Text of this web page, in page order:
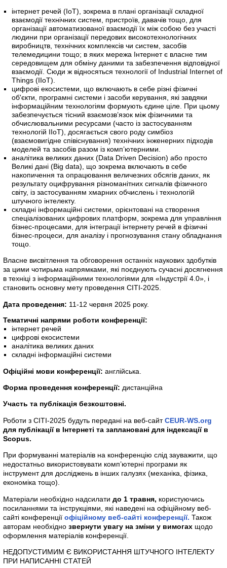
інтернет речей (IoT), зокрема в плані організації складної
взаємодії технічних систем, пристроїв, давачів тощо, для
організації автоматизованої взаємодії їх між собою без участі
людини при організації передових високотехнологічних
виробництв, технічних комплексів чи систем, засобів
телемедицини тощо; в яких мережа Інтернет є власне тим
середовищем для обміну даними та забезпечення відповідної
взаємодії. Сюди ж відносяться технології of Industrial Internet of
Things (IIoT).
цифрові екосистеми, що включають в себе різні фізичні
об'єкти, програмні системи і засоби керування, які завдяки
інформаційним технологіям формують єдине ціле. При цьому
забезпечується тісний взаємозв’язок між фізичними та
обчислювальними ресурсами (часто із застосуванням
технологій IIoT), досягається свого роду симбіоз
(взаємовигідне співіснування) технічних інженерних підходів
моделей та засобів разом із комп’ютерними.
аналітика великих даних (Data Driven Decision) або просто
Великі дані (Big data), що зокрема включають в себе
накопичення та опрацювання величезних обсягів даних, як
результату оцифрування різноманітних сигналів фізичного
світу, із застосуванням хмарних обчислень і технологій
штучного інтелекту.
складні інформаційні системи, орієнтовані на створення
спеціалізованих цифрових платформ, зокрема для управління
бізнес-процесами, для інтеграції інтернету речей в фізичні
бізнес-процеси, для аналізу і прогнозування стану обладнання
тощо.
Власне висвітлення та обговорення останніх наукових здобутків
за цими чотирьма напрямками, які поєднують сучасні досягнення
в техніці з інформаційними технологіями для «Індустрії 4.0», і
становить основну мету проведення CITI-2025.
Дата проведення: 11-12 червня 2025 року.
Тематичні напрями роботи конференції:
інтернет речей
цифрові екосистеми
аналітика великих даних
складні інформаційні системи
Офіційні мови конференції: англійська.
Форма проведення конференції: дистанційна
Участь та публікація безкоштовні.
Роботи з СІТІ-2025 будуть передані на веб-сайтCEUR-WS.org
для публікації в Інтернеті та заплановані для індексації в
Scopus.
При формуванні матеріалів на конференцію слід зауважити, що
недостатньо використовувати комп’ютерні програми як
інструмент для досліджень в інших галузях (механіка, фізика,
економіка тощо).
Матеріали необхідно надсилати до 1 травня, користуючись
посиланнями та інструкціями, які наведені на офіційному веб-
сайті конференції офіційному веб-сайті конференції. Також
авторам необхідно звернути увагу на зміни у вимогах щодо
оформлення матеріалів конференції.
НЕДОПУСТИМИМ Є ВИКОРИСТАННЯ ШТУЧНОГО ІНТЕЛЕКТУ
ПРИ НАПИСАННІ СТАТЕЙ